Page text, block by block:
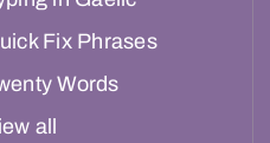
Fix Phrases
Words
all